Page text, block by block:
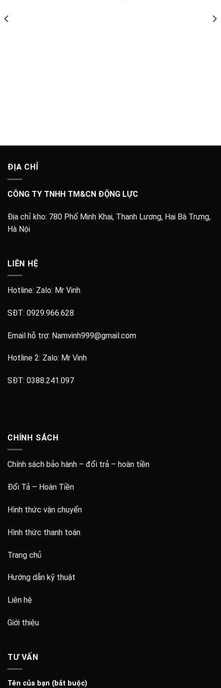
ĐỊA CHỈ
CÔNG TY TNHH TM&CN ĐỘNG LỰC
Địa chỉ kho: 780 Phố Minh Khai, Thanh Lương, Hai Bà Trưng,
Hà Nội
LIÊN HỆ
Hotline: Zalo: Mr Vinh
SĐT: 0929.966.628
Email hỗ trợ: Namvinh999@gmail.com
Hotline 2: Zalo: Mr Vinh
SĐT: 0388.241.097
CHÍNH SÁCH
Chính sách bảo hành – đổi trả – hoàn tiền
Đổi Tả – Hoàn Tiền
Hình thức vận chuyển
Hình thức thanh toán
Trang chủ
Hướng dẫn kỹ thuật
Liên hệ
Giới thiệu
TƯ VẤN
Tên của bạn (bắt buộc)